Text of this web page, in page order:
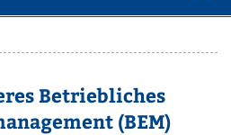
Betriebliches
(BEM)